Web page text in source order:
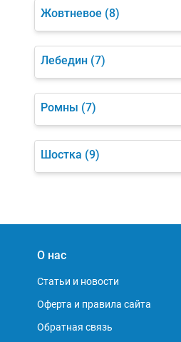
Жовтневое (8)
Лебедин (7)
Ромны (7)
Шостка (9)
О нас
Статьи и новости
Оферта и правила сайта
Обратная связь